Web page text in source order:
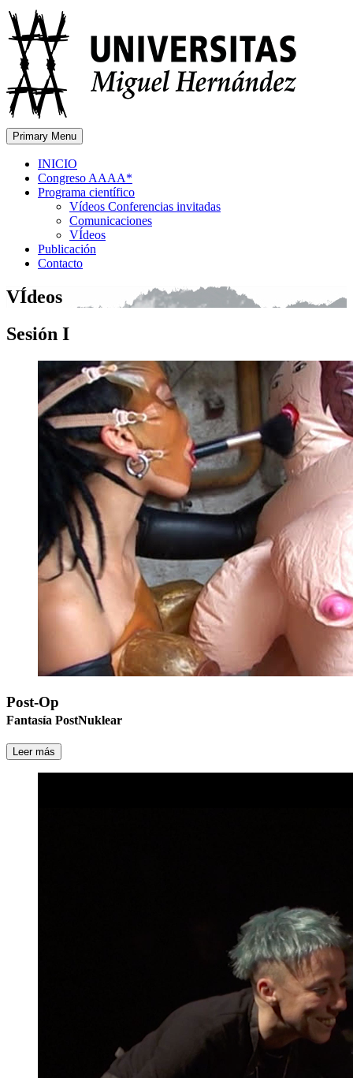
Primary Menu
INICIO
Congreso AAAA*
Programa científico
Vídeos Conferencias invitadas
Comunicaciones
VÍdeos
Publicación
Contacto
VÍdeos
Sesión I
Post-Op
Fantasía PostNuklear
Leer más